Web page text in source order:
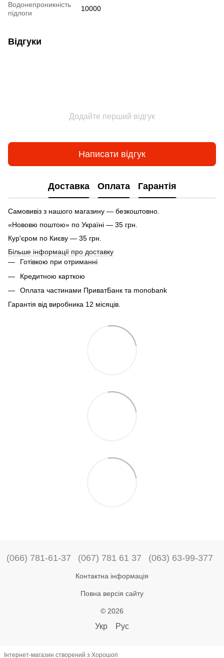
Водонепроникність
підлоги
10000
Відгуки
Додайте перший відгук
Написати відгук
Доставка Оплата Гарантія
Самовивіз з нашого магазину — безкоштовно.
«Нововю поштою» по Україні — 35 грн.
Кур'єром по Києву — 35 грн.
Більше інформації про доставку
Готівкою при отриманні
Кредитною карткою
Оплата частинами ПриватБанк та monobank
Гарантія від виробника 12 місяців.
(066) 781-61-37 (067) 781 61 37 (063) 63-99-377
Контактна інформація
Повна версія сайту
© 2026
Укр Рус
Інтернет-магазин створений з Хорошоп